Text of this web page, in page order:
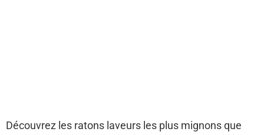
Découvrez les ratons laveurs les plus mignons que